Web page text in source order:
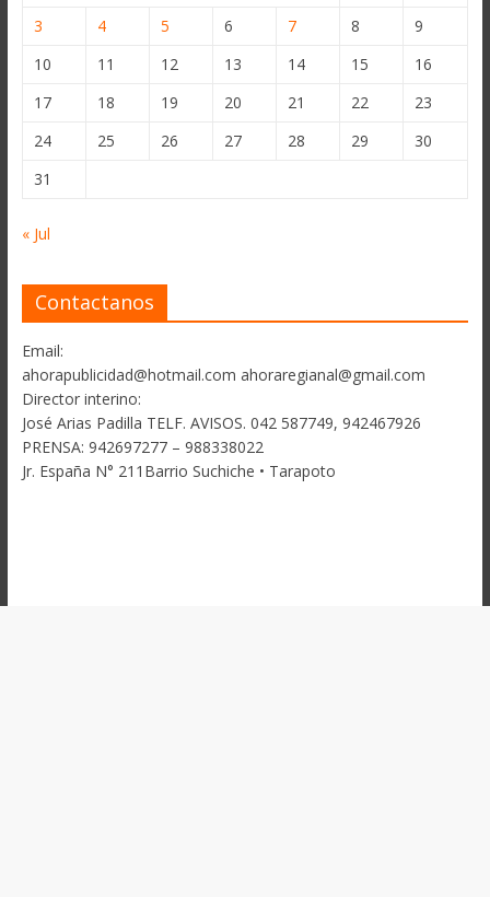
3
4 5 6 7 8
9
10
11 12 13 14 15
16
17
18 19 20 21 22
23
24
25 26 27 28 29
30
31
« Jul
Contactanos
Email:
ahorapublicidad@hotmail.com ahoraregianal@gmail.com
Director interino:
José Arias Padilla TELF. AVISOS. 042 587749, 942467926
PRENSA: 942697277 – 988338022
Jr. España N° 211Barrio Suchiche • Tarapoto